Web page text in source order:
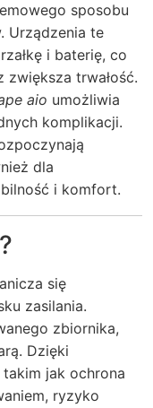
sposobu
Urządzenia te
i baterię, co
trwałość.
aio umożliwia
komplikacji.
dla
i komfort.
się
zasilania.
zbiornika,
Dzięki
jak ochrona
ryzyko